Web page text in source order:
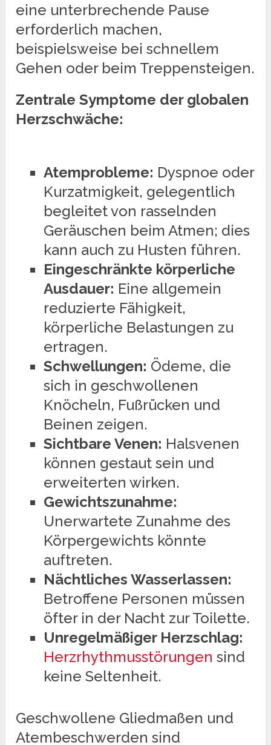
eine unterbrechende Pause
erforderlich machen,
beispielsweise bei schnellem
Gehen oder beim Treppensteigen.
Zentrale Symptome der globalen
Herzschwäche:
Atemprobleme: Dyspnoe oder
Kurzatmigkeit, gelegentlich
begleitet von rasselnden
Geräuschen beim Atmen; dies
kann auch zu Husten führen.
Eingeschränkte körperliche
Ausdauer: Eine allgemein
reduzierte Fähigkeit,
körperliche Belastungen zu
ertragen.
Schwellungen: Ödeme, die
sich in geschwollenen
Knöcheln, Fußrücken und
Beinen zeigen.
Sichtbare Venen: Halsvenen
können gestaut sein und
erweiterten wirken.
Gewichtszunahme:
Unerwartete Zunahme des
Körpergewichts könnte
auftreten.
Nächtliches Wasserlassen:
Betroffene Personen müssen
öfter in der Nacht zur Toilette.
Unregelmäßiger Herzschlag:
Herzrhythmusstörungen sind
keine Seltenheit.
Geschwollene Gliedmaßen und
Atembeschwerden sind